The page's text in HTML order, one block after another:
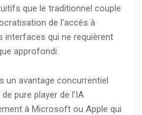
que le traditionnel couple
de l’accès à
interfaces qui ne requièrent
approfondi.
un avantage concurrentiel
pure player de l’IA
à Microsoft ou Apple qui